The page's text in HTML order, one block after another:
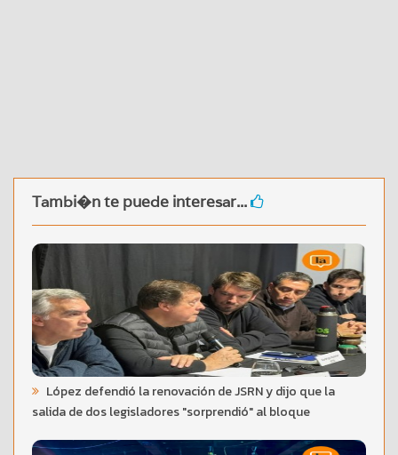
Tambi�n te puede interesar...
López defendió la renovación de JSRN y dijo que la
salida de dos legisladores "sorprendió" al bloque